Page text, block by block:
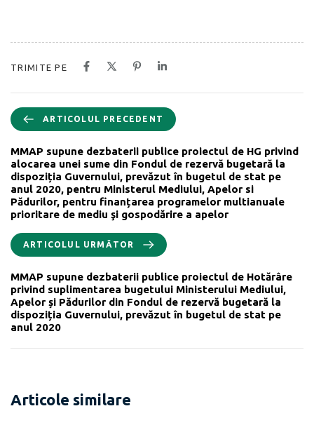
TRIMITE PE
ARTICOLUL PRECEDENT
MMAP supune dezbaterii publice proiectul de HG privind
alocarea unei sume din Fondul de rezervă bugetară la
dispoziția Guvernului, prevăzut în bugetul de stat pe
anul 2020, pentru Ministerul Mediului, Apelor si
Pădurilor, pentru finanțarea programelor multianuale
prioritare de mediu şi gospodărire a apelor
ARTICOLUL URMĂTOR
MMAP supune dezbaterii publice proiectul de Hotărâre
privind suplimentarea bugetului Ministerului Mediului,
Apelor și Pădurilor din Fondul de rezervă bugetară la
dispoziția Guvernului, prevăzut în bugetul de stat pe
anul 2020
Articole similare